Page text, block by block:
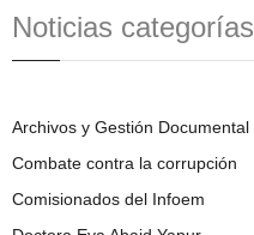
Noticias categorías
Archivos y Gestión Documental
Combate contra la corrupción
Comisionados del Infoem